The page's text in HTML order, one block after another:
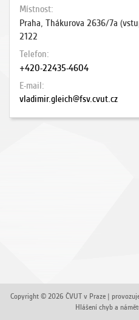
Místnost
Praha, Thákurova 2636/7a
2122
Telefon
+420-22435-4604
E-mail
vladimir.gleich@fsv.cvut.cz
Copyright © 2026 ČVUT v Praze |
Hlášení chyb a